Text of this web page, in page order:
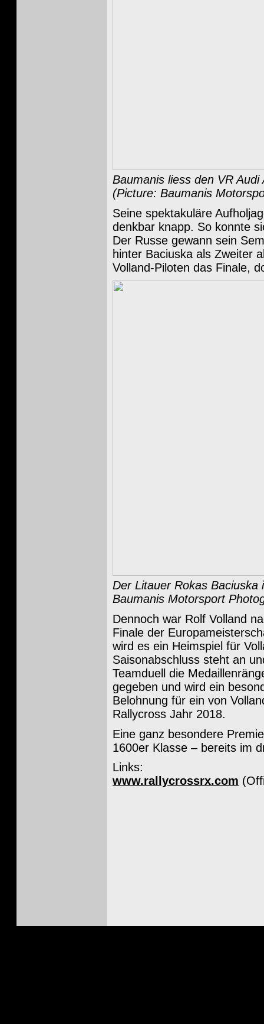
Baumanis liess den VR
(Picture: Baumanis
Seine spektakuläre
denkbar knapp. So konnte
Der Russe gewann sein
hinter Baciuska als Zweiter
Volland-Piloten das Finale,
Der Litauer Rokas
Baumanis Motorsport
Dennoch war Rolf Volland
Finale der
wird es ein Heimspiel für
Saisonabschluss steht an
Teamduell die
gegeben und wird ein
Belohnung für ein von
Rallycross Jahr 2018.
Eine ganz besondere
1600er Klasse – bereits im
Links:
www.rallycrossrx.com